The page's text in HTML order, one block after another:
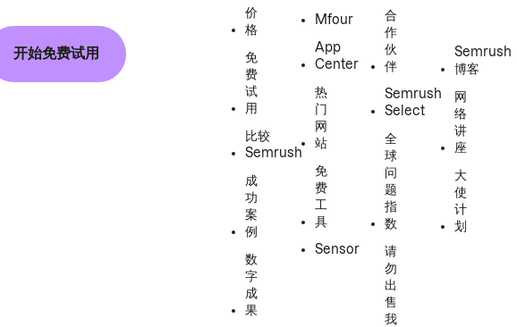
开始免费试用
价
格
免
费
试
用
比较
Semrush
成
功
案
例
数
字
成
果
Mfour
App
Center
热
门
网
站
免
费
工
具
Sensor
合
作
伙
伴
Semrush
Select
全
球
问
题
指
数
请
勿
出
售
我
Semrush
博客
网
络
讲
座
大
使
计
划